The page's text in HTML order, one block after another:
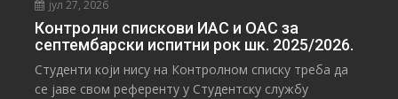
јул 27, 2026
Контролни спискови ИАС и ОАС за
септембарски испитни рок шк. 2025/2026.
Студенти који нису на Контролном списку треба да
се јаве свом референту у Студентску службу